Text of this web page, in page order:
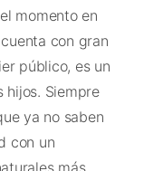
momento en
con gran
público, es un
Siempre
ya no saben
con un
más